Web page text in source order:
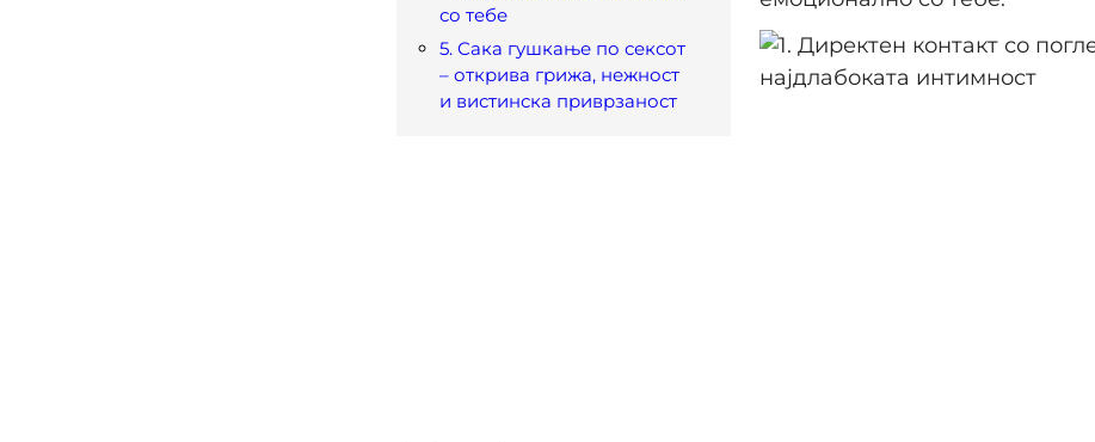
со тебе
5. Сака гушкање по сексот
– открива грижа, нежност
и вистинска приврзаност